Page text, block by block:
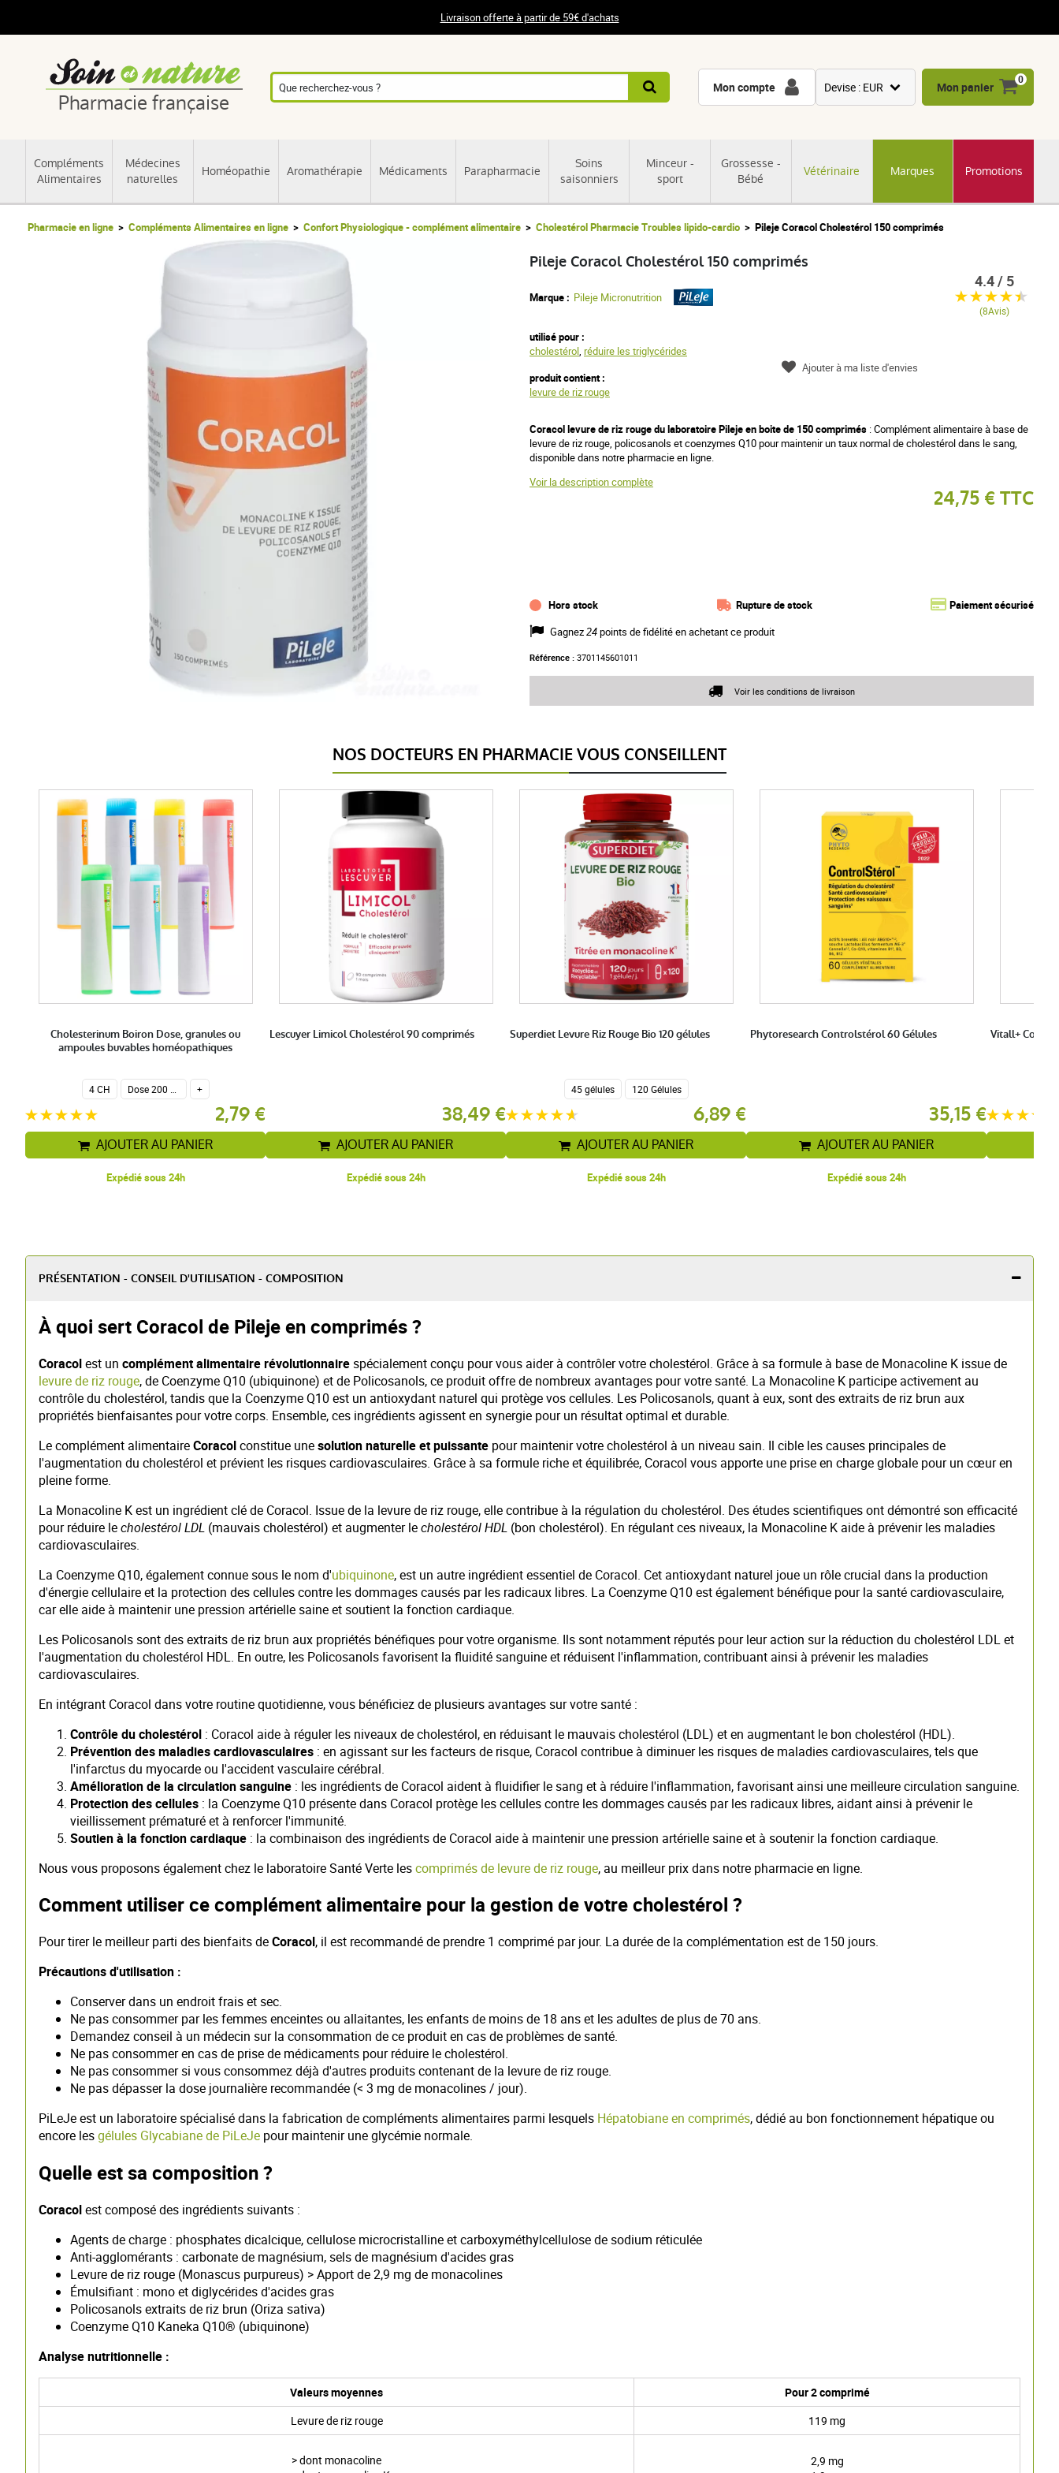
Livraison offerte à partir de 59€ d'achats
Pharmacie française
Compléments
Alimentaires
Médecines
naturelles
Homéopathie Aromathérapie Médicaments Parapharmacie
Soins
saisonniers
Minceur -
sport
Grossesse -
Bébé
Vétérinaire Marques Promotions
Mon compte Devise : EUR
CNY
JPY
Mon panier
0
Pharmacie en ligne Compléments Alimentaires en ligne Confort Physiologique - complément alimentaire Cholestérol Pharmacie Troubles lipido-cardio Pileje Coracol Cholestérol 150 comprimés
Pileje Coracol Cholestérol 150 comprimés
Marque : Pileje Micronutrition
utilisé pour :
cholestérol, réduire les triglycérides
produit contient :
levure de riz rouge
Coracol levure de riz rouge du laboratoire Pileje en boite de 150 comprimés : Complément alimentaire à base de
levure de riz rouge, policosanols et coenzymes Q10 pour maintenir un taux normal de cholestérol dans le sang,
disponible dans notre pharmacie en ligne.
Voir la description complète
24,75 € TTC
Hors stock Rupture de stock Paiement sécurisé
Référence : 3701145601011
Gagnez24points de fidélité en achetant ce produit
4.4 / 5
(8Avis)
Ajouter à ma liste d'envies
Voir les conditions de livraison
NOS DOCTEURS EN PHARMACIE VOUS CONSEILLENT
Cholesterinum Boiron Dose, granules ou
ampoules buvables homéopathiques
4 CH +
2,79 €
AJOUTER AU PANIER
Expédié sous 24h
Lescuyer Limicol Cholestérol 90 comprimés
38,49 €
AJOUTER AU PANIER
Expédié sous 24h
Superdiet Levure Riz Rouge Bio 120 gélules
45 gélules 120 Gélules
6,89 €
AJOUTER AU PANIER
Expédié sous 24h
Phytoresearch Controlstérol 60 Gélules
35,15 €
AJOUTER AU PANIER
Expédié sous 24h
Vitall+
PRÉSENTATION - CONSEIL D'UTILISATION - COMPOSITION
À quoi sert Coracol de Pileje en comprimés ?
Coracolest un complément alimentaire révolutionnairespécialement conçu pour vous aider à contrôler votre cholestérol. Grâce à sa formule à base de Monacoline K issue de
levure de riz rouge, de Coenzyme Q10 (ubiquinone) et de Policosanols, ce produit offre de nombreux avantages pour votre santé. La Monacoline K participe activement au
contrôle du cholestérol, tandis que la Coenzyme Q10 est un antioxydant naturel qui protège vos cellules. Les Policosanols, quant à eux, sont des extraits de riz brun aux
propriétés bienfaisantes pour votre corps. Ensemble, ces ingrédients agissent en synergie pour un résultat optimal et durable.
Le complément alimentaireCoracolconstitue unesolution naturelle et puissante pour maintenir votre cholestérol à un niveau sain. Il cible les causes principales de
l'augmentation du cholestérol et prévient les risques cardiovasculaires. Grâce à sa formule riche et équilibrée, Coracol vous apporte une prise en charge globale pour un cœur en
pleine forme.
La Monacoline K est un ingrédient clé de Coracol. Issue de la levure de riz rouge, elle contribue à la régulation du cholestérol. Des études scientifiques ont démontré son efficacité
pour réduire lecholestérol LDL (mauvais cholestérol) et augmenter lecholestérol HDL (bon cholestérol). En régulant ces niveaux, la Monacoline K aide à prévenir les maladies
cardiovasculaires.
La Coenzyme Q10, également connue sous le nom d'ubiquinone, est un autre ingrédient essentiel de Coracol. Cet antioxydant naturel joue un rôle crucial dans la production
d'énergie cellulaire et la protection des cellules contre les dommages causés par les radicaux libres. La Coenzyme Q10 est également bénéfique pour la santé cardiovasculaire,
car elle aide à maintenir une pression artérielle saine et soutient la fonction cardiaque.
Les Policosanols sont des extraits de riz brun aux propriétés bénéfiques pour votre organisme. Ils sont notamment réputés pour leur action sur la réduction du cholestérol LDL et
l'augmentation du cholestérol HDL. En outre, les Policosanols favorisent la fluidité sanguine et réduisent l'inflammation, contribuant ainsi à prévenir les maladies
cardiovasculaires.
En intégrant Coracol dans votre routine quotidienne, vous bénéficiez de plusieurs avantages sur votre santé :
Contrôle du cholestérol : Coracol aide à réguler les niveaux de cholestérol, en réduisant le mauvais cholestérol (LDL) et en augmentant le bon cholestérol (HDL).
Prévention des maladies cardiovasculaires : en agissant sur les facteurs de risque, Coracol contribue à diminuer les risques de maladies cardiovasculaires, tels que
l'infarctus du myocarde ou l'accident vasculaire cérébral.
Amélioration de la circulation sanguine : les ingrédients de Coracol aident à fluidifier le sang et à réduire l'inflammation, favorisant ainsi une meilleure circulation sanguine.
Protection des cellules : la Coenzyme Q10 présente dans Coracol protège les cellules contre les dommages causés par les radicaux libres, aidant ainsi à prévenir le
vieillissement prématuré et à renforcer l'immunité.
Soutien à la fonction cardiaque : la combinaison des ingrédients de Coracol aide à maintenir une pression artérielle saine et à soutenir la fonction cardiaque.
Nous vous proposons également chez le laboratoire Santé Verte lescomprimés de levure de riz rouge, au meilleur prix dans notre pharmacie en ligne.
Comment utiliser ce complément alimentaire pour la gestion de votre cholestérol ?
Pour tirer le meilleur parti des bienfaits deCoracol, il est recommandé de prendre 1 comprimé par jour. La durée de la complémentation est de 150 jours.
Précautions d'utilisation :
Conserver dans un endroit frais et sec.
Ne pas consommer par les femmes enceintes ou allaitantes, les enfants de moins de 18 ans et les adultes de plus de 70 ans.
Demandez conseil à un médecin sur la consommation de ce produit en cas de problèmes de santé.
Ne pas consommer en cas de prise de médicaments pour réduire le cholestérol.
Ne pas consommer si vous consommez déjà d'autres produits contenant de la levure de riz rouge.
Ne pas dépasser la dose journalière recommandée (< 3 mg de monacolines / jour).
PiLeJe est un laboratoire spécialisé dans la fabrication de compléments alimentaires parmi lesquels Hépatobiane en comprimés, dédié au bon fonctionnement hépatique ou
encore lesgélules Glycabiane de PiLeJe pour maintenir une glycémie normale.
Quelle est sa composition ?
Coracolest composé des ingrédients suivants :
Agents de charge : phosphates dicalcique, cellulose microcristalline et carboxyméthylcellulose de sodium réticulée
Anti-agglomérants : carbonate de magnésium, sels de magnésium d'acides gras
Levure de riz rouge (Monascus purpureus) > Apport de 2,9 mg de monacolines
Émulsifiant : mono et diglycérides d'acides gras
Policosanols extraits de riz brun (Oriza sativa)
Coenzyme Q10 Kaneka Q10® (ubiquinone)
Analyse nutritionnelle :
Valeurs moyennes
Pour 2 comprimé
Levure de riz rouge
119 mg
> dont monacoline
2,9 mg